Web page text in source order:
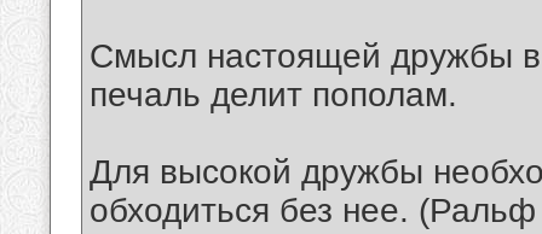
Смысл настоящей дружбы в
печаль делит пополам.
Для высокой дружбы
обходиться без нее.